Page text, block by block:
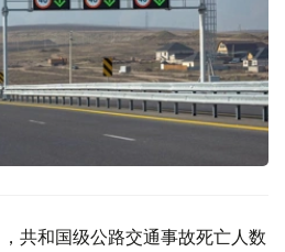
共和国级公路交通事故死亡人数